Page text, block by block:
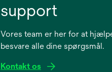
support
Vores team er her for at
besvare alle dine spørgsmål.
Kontakt os